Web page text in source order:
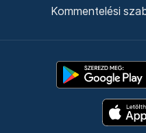
Kommentelési